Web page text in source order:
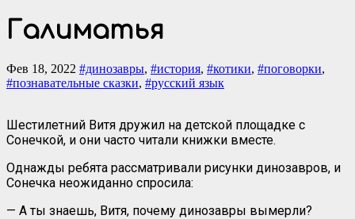
Галиматья
Фев 18, 2022 #динозавры, #история, #котики, #поговорки,
#познавательные сказки, #русский язык
Шестилетний Витя дружил на детской площадке с
Сонечкой, и они часто читали книжки вместе.
Однажды ребята рассматривали рисунки динозавров, и
Сонечка неожиданно спросила:
— А ты знаешь, Витя, почему динозавры вымерли?